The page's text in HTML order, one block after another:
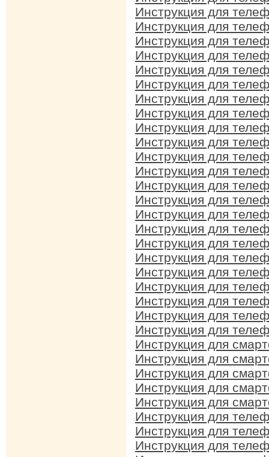
Инструкция для
Инструкция для
Инструкция для
Инструкция для
Инструкция для
Инструкция для
Инструкция для
Инструкция для
Инструкция для
Инструкция для
Инструкция для
Инструкция для
Инструкция для
Инструкция для
Инструкция для
Инструкция для
Инструкция для
Инструкция для
Инструкция для
Инструкция для
Инструкция для
Инструкция для
Инструкция для
Инструкция для
Инструкция для
Инструкция для
Инструкция для
Инструкция для
Инструкция для
Инструкция для
Инструкция для